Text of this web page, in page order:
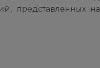
представленных на